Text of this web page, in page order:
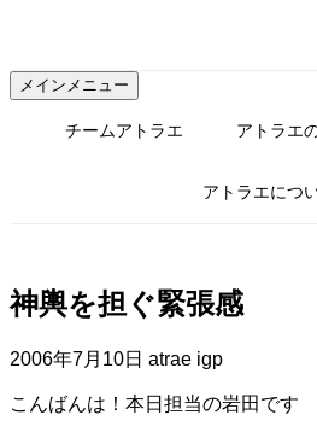
テ
ン
メインメニュー
チームアトラエ アトラエ
アトラエにつ
神輿を担ぐ緊張感
2006年7月10日 atrae igp
こんばんは！本日担当の岩田です